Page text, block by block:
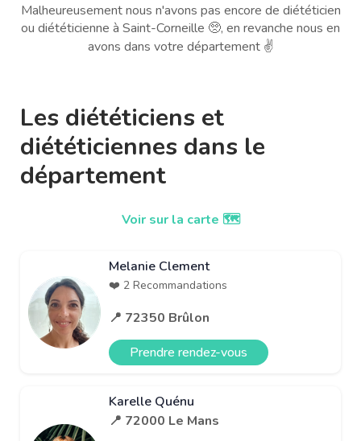
Malheureusement nous n'avons pas encore de diététicien
ou diététicienne à Saint-Corneille 🥺, en revanche nous en
avons dans votre département ✌️
Les diététiciens et
diététiciennes dans le
département
Voir sur la carte 🗺️
Melanie Clement
❤️ 2 Recommandations
📍 72350 Brûlon
Prendre rendez-vous
Karelle Quénu
📍 72000 Le Mans